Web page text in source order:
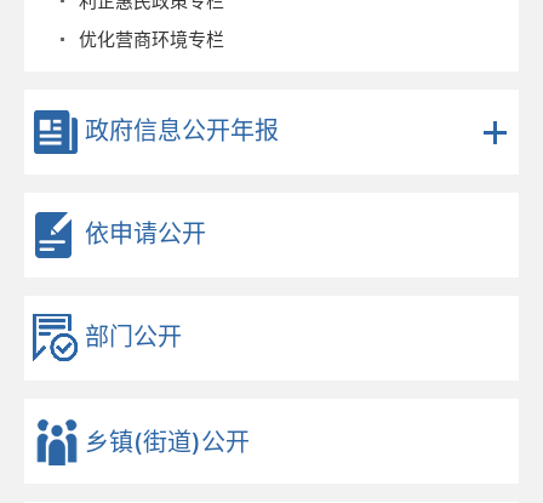
优化营商环境专栏
政府信息公开年报
依申请公开
部门公开
乡镇(街道)公开